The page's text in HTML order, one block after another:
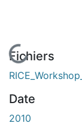
En cours de
Fichiers
Date
2010